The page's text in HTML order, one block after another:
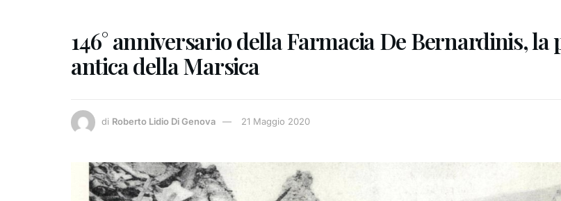
146° anniversario della Farmacia De Bernardinis, la
antica della Marsica
di Roberto Lidio Di Genova 21 Maggio 2020